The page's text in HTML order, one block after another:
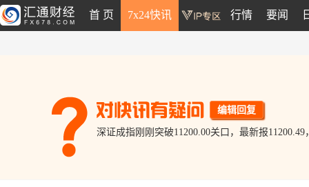
首 页 7x24快讯 行情 要闻
深证成指刚刚突破11200.00关口，最新报11200.49
编辑回复